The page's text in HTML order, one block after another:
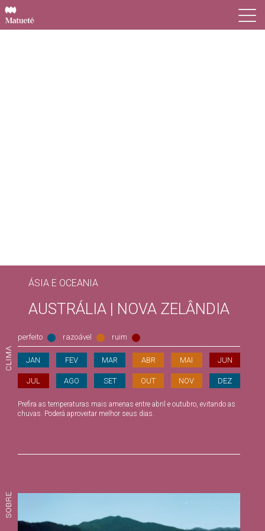
ÁSIA E OCEANIA
AUSTRÁLIA | NOVA ZELÂNDIA
perfeito razoável ruim
JAN FEV MAR ABR MAI JUN
JUL AGO SET OUT NOV DEZ
Prefira as temperaturas mais amenas entre abril e outubro, evitando as
chuvas. Poderá aproveitar melhor seus dias.